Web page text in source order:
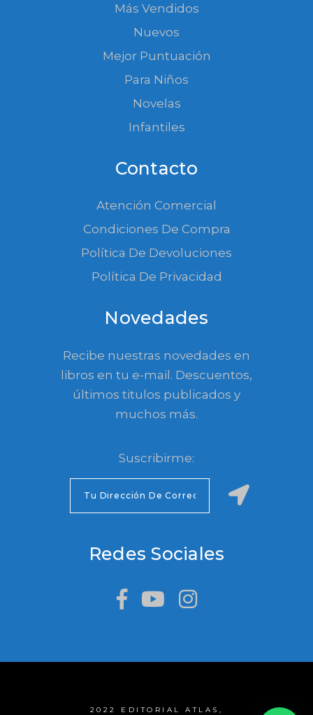
Más Vendidos
Nuevos
Mejor Puntuación
Para Niños
Novelas
Infantiles
Contacto
Atención Comercial
Condiciones De Compra
Política De Devoluciones
Política De Privacidad
Novedades
Recibe nuestras novedades en
libros en tu e-mail. Descuentos,
últimos titulos publicados y
muchos más.
Suscribirme:
Redes Sociales
2022 EDITORIAL ATLAS,